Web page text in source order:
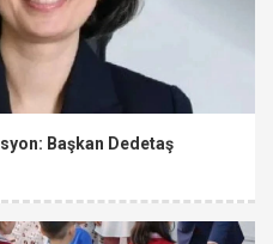
Başkan Dedetaş